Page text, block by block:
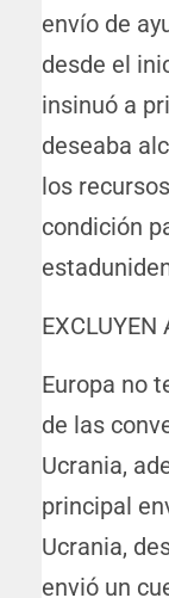
envío de
desde el
insinuó a
deseaba
los
condición
EXCLUYEN
Europa no
de las
Ucrania,
principal
Ucrania,
envió un